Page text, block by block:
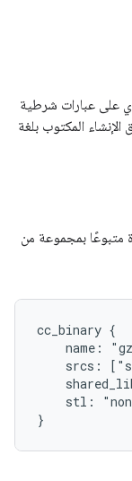
على عبارات شرطية
المكتوب بلغة
متبوعًا بمجموعة من
cc_binary {
name:
srcs:
stl: